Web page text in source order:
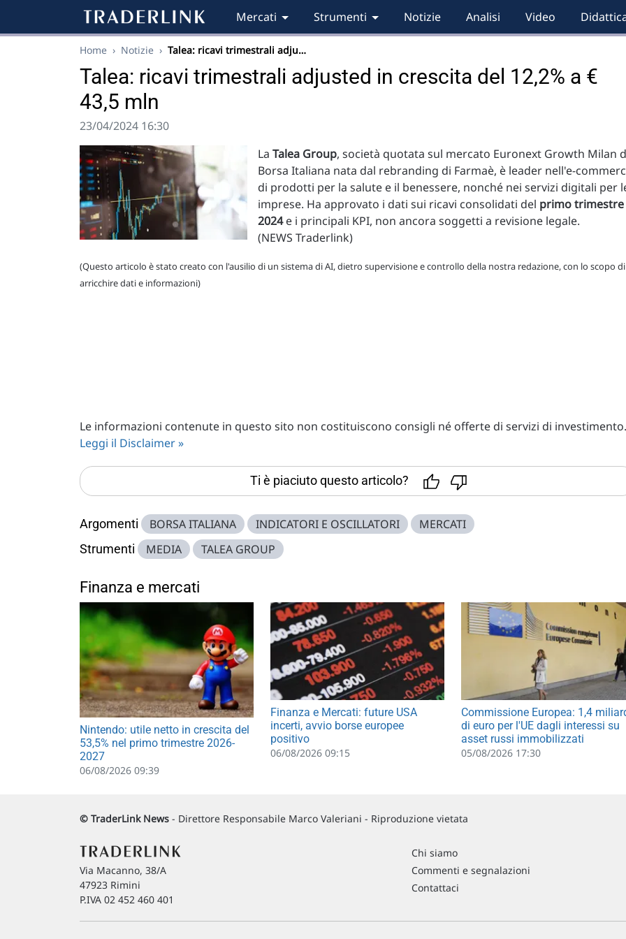
Mercati Strumenti Notizie Analisi Video
Home › Notizie › Talea: ricavi trimestrali adju…
Talea: ricavi trimestrali adjusted in crescita del 12,2% a €
43,5 mln
23/04/2024 16:30
La Talea Group, società quotata sul mercato Euronext Growth Milan
Borsa Italiana nata dal rebranding di Farmaè, è leader nell'e-
di prodotti per la salute e il benessere, nonché nei servizi digitali per
imprese. Ha approvato i dati sui ricavi consolidati del primo trimestre
2024e i principali KPI, non ancora soggetti a revisione legale.
(NEWS Traderlink)
(Questo articolo è stato creato con l'ausilio di un sistema di AI, dietro supervisione e controllo della nostra redazione, con lo scopo di
arricchire dati e informazioni)
Le informazioni contenute in questo sito non costituiscono consigli né offerte di servizi di investimento.
Leggi il Disclaimer »
Ti è piaciuto questo articolo?
Argomenti BORSA ITALIANA INDICATORI E OSCILLATORI MERCATI
Strumenti MEDIA TALEA GROUP
Finanza e mercati
Nintendo: utile netto in crescita del
53,5% nel primo trimestre 2026-
2027
06/08/2026 09:39
Finanza e Mercati: future USA
incerti, avvio borse europee
positivo
06/08/2026 09:15
Commissione Europea: 1,4
di euro per l'UE dagli interessi su
asset russi immobilizzati
05/08/2026 17:30
© TraderLink News - Direttore Responsabile Marco Valeriani - Riproduzione vietata
Via Macanno, 38/A
47923 Rimini
P.IVA 02 452 460 401
Chi siamo
Commenti e segnalazioni
Contattaci